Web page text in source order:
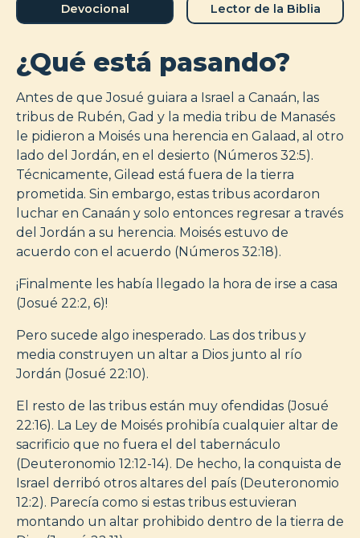
Devocional Lector de la Biblia
¿Qué está pasando?
Antes de que Josué guiara a Israel a Canaán, las
tribus de Rubén, Gad y la media tribu de Manasés
le pidieron a Moisés una herencia en Galaad, al otro
lado del Jordán, en el desierto (Números 32:5).
Técnicamente, Gilead está fuera de la tierra
prometida. Sin embargo, estas tribus acordaron
luchar en Canaán y solo entonces regresar a través
del Jordán a su herencia. Moisés estuvo de
acuerdo con el acuerdo (Números 32:18).
¡Finalmente les había llegado la hora de irse a casa
(Josué 22:2, 6)!
Pero sucede algo inesperado. Las dos tribus y
media construyen un altar a Dios junto al río
Jordán (Josué 22:10).
El resto de las tribus están muy ofendidas (Josué
22:16). La Ley de Moisés prohibía cualquier altar de
sacrificio que no fuera el del tabernáculo
(Deuteronomio 12:12-14). De hecho, la conquista de
Israel derribó otros altares del país (Deuteronomio
12:2). Parecía como si estas tribus estuvieran
montando un altar prohibido dentro de la tierra de